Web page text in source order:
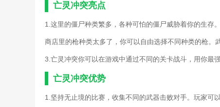
恐怖游戏邪恶尼姑亡灵攻
《使命召唤》亡灵之袭模
《我的世界》魔法金属死
《部落冲突》暗夜战神皮
亡灵冲突亮点
1.这里的僵尸种类繁多，各种可怕的僵尸威胁着你的生存
商店里的枪种类太多了，你可以自由选择不同种类的枪。
3.亡灵冲突你可以在游戏中通过不同的关卡战斗，用你最
亡灵冲突优势
1.坚持无止境的比赛，收集不同的武器击败对手。玩家可